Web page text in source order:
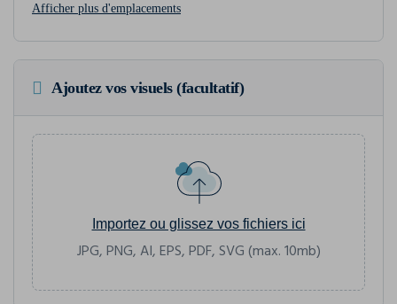
Afficher plus d'emplacements
Ajoutez vos visuels (facultatif)
Importez ou glissez vos fichiers ici
JPG, PNG, AI, EPS, PDF, SVG (max. 10mb)